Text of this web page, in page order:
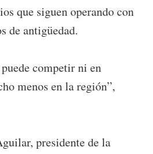
que siguen operando con
de antigüedad.
competir ni en
menos en la región”,
presidente de la